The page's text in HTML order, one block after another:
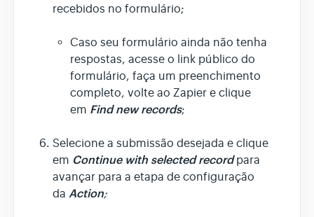
recebidos no formulário;
Caso seu formulário ainda não tenha
respostas, acesse o link público do
formulário, faça um preenchimento
completo, volte ao Zapier e clique
em Find new records;
Selecione a submissão desejada e clique
em Continue with selected recordpara
avançar para a etapa de configuração
da Action;